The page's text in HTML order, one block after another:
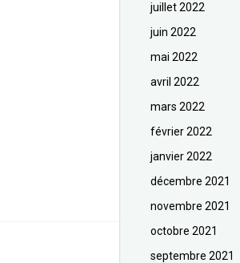
juillet 2022
juin 2022
mai 2022
avril 2022
mars 2022
février 2022
janvier 2022
décembre 2021
novembre 2021
octobre 2021
septembre 2021